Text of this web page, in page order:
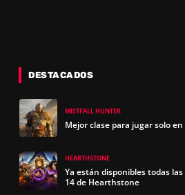
DESTACADOS
MISTFALL HUNTER
Mejor clase para jugar solo
HEARTHSTONE
Ya están disponibles todas
14 de Hearthstone